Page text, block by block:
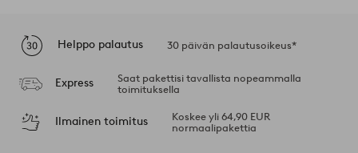
Helppo palautus 30 päivän palautusoikeus*
Express
Saat pakettisi tavallista nopeammalla
toimituksella
Ilmainen toimitus
Koskee yli 64,90 EUR
normaalipakettia